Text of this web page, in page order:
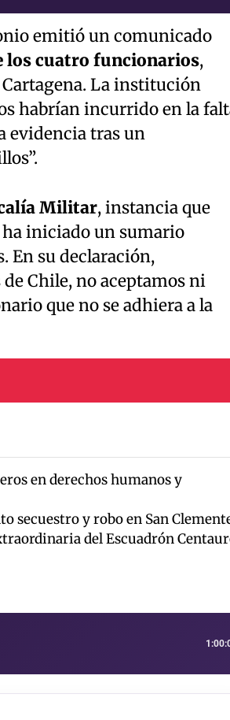
emitió un comunicado
los cuatro funcionarios,
Cartagena. La institución
habrían incurrido en la
evidencia tras un
Militar, instancia que
iniciado un sumario
En su declaración,
Chile, no aceptamos ni
que no se adhiera a la
en derechos humanos y
secuestro y robo en San
del Escuadrón